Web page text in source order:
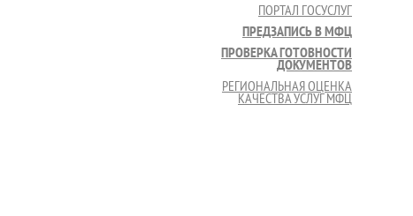
ПОРТАЛ ГОСУСЛУГ
ПРЕДЗАПИСЬ В МФЦ
ПРОВЕРКА ГОТОВНОСТИ
ДОКУМЕНТОВ
РЕГИОНАЛЬНАЯ ОЦЕНКА
КАЧЕСТВА УСЛУГ МФЦ